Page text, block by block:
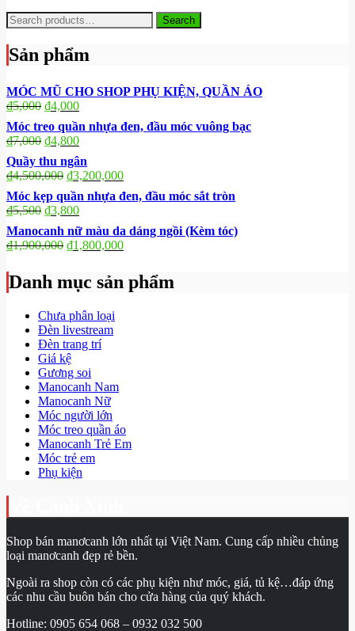
Search
for:
Search
Sản phẩm
MÓC MŨ CHO SHOP PHỤ KIỆN, QUẦN ÁO
₫5,000 ₫4,000
Móc treo quần nhựa đen, đầu móc vuông bạc
₫7,000 ₫4,800
Quầy thu ngân
₫4,500,000 ₫3,200,000
Móc kẹp quần nhựa đen, đầu móc sắt tròn
₫5,500 ₫3,800
Manocanh nữ màu da dáng ngồi (Kèm tóc)
₫1,900,000 ₫1,800,000
Danh mục sản phẩm
Chưa phân loại
Đèn livestream
Đèn trang trí
Giá kệ
Gương soi
Manocanh Nam
Manocanh Nữ
Móc người lớn
Móc treo quần áo
Manocanh Trẻ Em
Móc trẻ em
Phụ kiện
Shop bán manơcanh lớn nhất tại Việt Nam. Cung cấp nhiều chủng
loại manơcanh đẹp rẻ bền.
Ngoài ra shop còn có các phụ kiện như móc, giá, tủ kệ…đáp ứng
các nhu cầu buôn bán cho cửa hàng của quý khách.
Hotline: 0905 654 068 – 0932 032 500